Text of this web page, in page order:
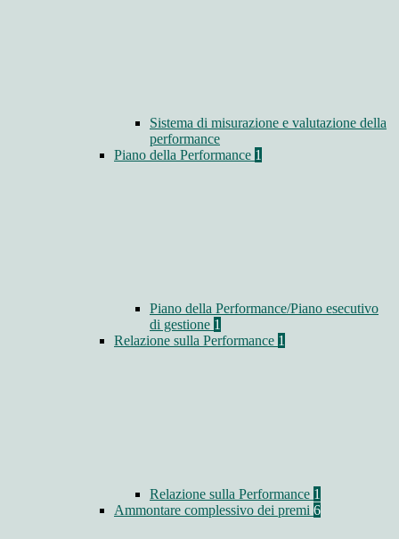
Sistema di misurazione e valutazione della
performance
Piano della Performance 1
Piano della Performance/Piano esecutivo
di gestione 1
Relazione sulla Performance 1
Relazione sulla Performance 1
Ammontare complessivo dei premi 6